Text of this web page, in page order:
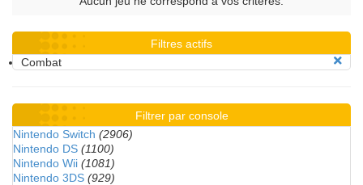
Filtres actifs
Combat
Filtrer par console
Nintendo Switch (2906)
Nintendo DS (1100)
Nintendo Wii (1081)
Nintendo 3DS (929)